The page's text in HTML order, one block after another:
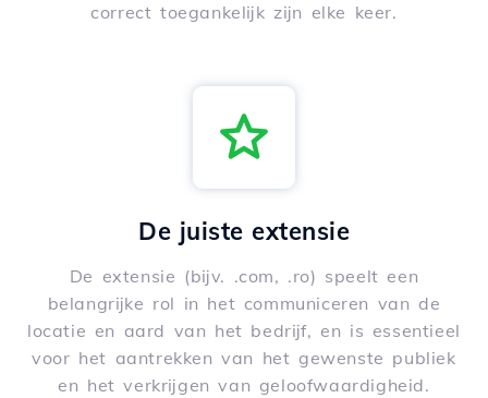
correct toegankelijk zijn elke keer.
De juiste extensie
De extensie (bijv. .com, .ro) speelt een
belangrijke rol in het communiceren van de
locatie en aard van het bedrijf, en is essentieel
voor het aantrekken van het gewenste publiek
en het verkrijgen van geloofwaardigheid.